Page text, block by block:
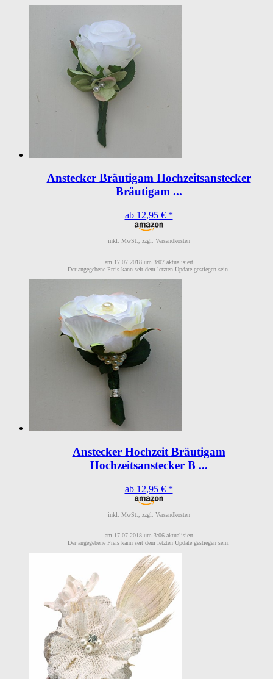
Anstecker Bräutigam Hochzeitsanstecker
Bräutigam ...
ab 12,95 € *
inkl. MwSt., zzgl. Versandkosten
am 17.07.2018 um 3:07 aktualisiert
Der angegebene Preis kann seit dem letzten Update gestiegen sein.
Anstecker Hochzeit Bräutigam
Hochzeitsanstecker B ...
ab 12,95 € *
inkl. MwSt., zzgl. Versandkosten
am 17.07.2018 um 3:06 aktualisiert
Der angegebene Preis kann seit dem letzten Update gestiegen sein.